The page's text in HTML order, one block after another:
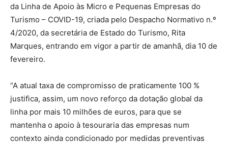
da Linha de Apoio às Micro e Pequenas Empresas do
Turismo – COVID-19, criada pelo Despacho Normativo n.º
4/2020, da secretária de Estado do Turismo, Rita
Marques, entrando em vigor a partir de amanhã, dia 10 de
fevereiro.
“A atual taxa de compromisso de praticamente 100 %
justifica, assim, um novo reforço da dotação global da
linha por mais 10 milhões de euros, para que se
mantenha o apoio à tesouraria das empresas num
contexto ainda condicionado por medidas preventivas